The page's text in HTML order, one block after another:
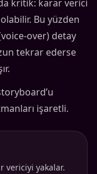
kritik: karar verici
Bu yüzden
over) detay
tekrar ederse
işaretli.
vericiyi yakalar.